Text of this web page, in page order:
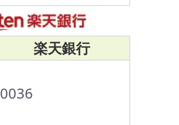
楽天銀行
0036